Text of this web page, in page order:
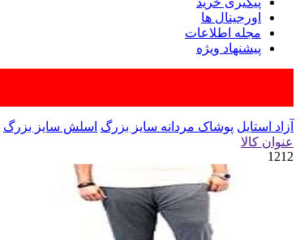
اورجینال ها
مجله اطلاعات
پیشنهاد ویژه
آزاد استایل پوشاک مردانه سایز بزرگ اسلش سایز بزرگ
عنوان کالا
1212